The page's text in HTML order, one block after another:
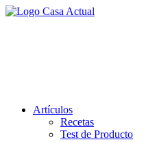
Saltar
Artículos
Recetas
Test de Producto